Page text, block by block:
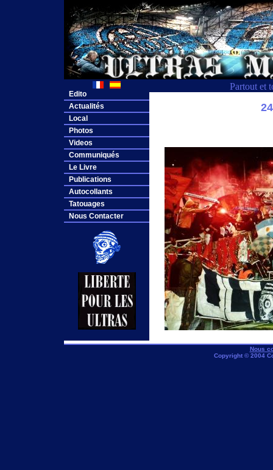
Partout et
Edito
Actualités
Local
Photos
Videos
Communiqués
Le Livre
Publications
Autocollants
Tatouages
Nous Contacter
Nous
Copyright © 2004